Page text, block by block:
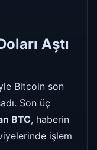
Aştı
Bitcoin son
Son üç
BTC, haberin
işlem